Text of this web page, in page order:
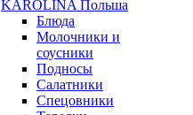
KAROLINA Польша
Блюда
Молочники и
соусники
Подносы
Салатники
Спецовники